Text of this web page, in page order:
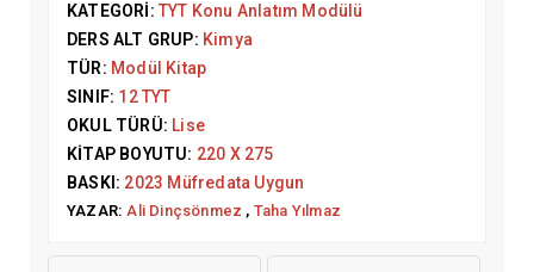
KATEGORI: TYT Konu Anlatım Modülü
DERS ALT GRUP: Kimya
TÜR: Modül Kitap
SINIF: 12 TYT
OKUL TÜRÜ: Lise
KITAP BOYUTU: 220 X 275
BASKI: 2023 Müfredata Uygun
YAZAR:Ali Dinçsönmez , Taha Yılmaz